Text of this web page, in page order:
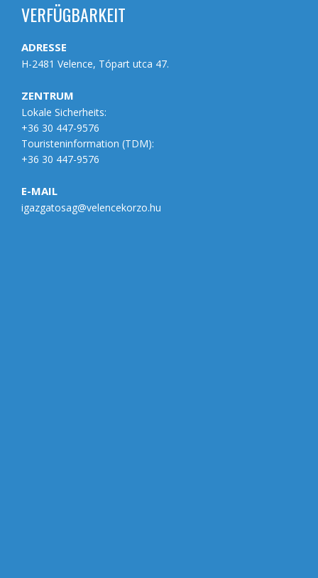
VERFÜGBARKEIT
ADRESSE
H-2481 Velence, Tópart utca 47.
ZENTRUM
Lokale Sicherheits:
+36 30 447-9576
Touristeninformation (TDM):
+36 30 447-9576
E-MAIL
igazgatosag@velencekorzo.hu